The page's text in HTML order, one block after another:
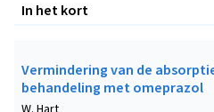
In het kort
Vermindering van de
behandeling met omeprazol